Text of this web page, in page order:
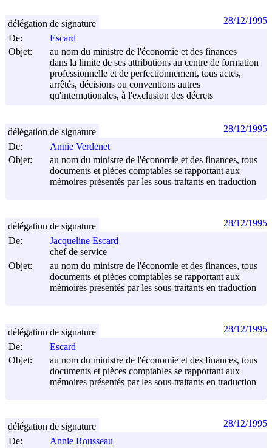
De:
Escard
Objet:
au nom du ministre de l'économie et des finances
dans la limite de ses attributions au centre de formation
professionnelle et de perfectionnement, tous actes,
arrêtés, décisions ou conventions autres
qu'internationales, à l'exclusion des décrets
délégation de signature 28/12/1995
De:
Annie Verdenet
Objet:
au nom du ministre de l'économie et des finances, tous
documents et pièces comptables se rapportant aux
mémoires présentés par les sous-traitants en traduction
délégation de signature 28/12/1995
De:
Jacqueline Escard
chef de service
Objet:
au nom du ministre de l'économie et des finances, tous
documents et pièces comptables se rapportant aux
mémoires présentés par les sous-traitants en traduction
délégation de signature 28/12/1995
De:
Escard
Objet:
au nom du ministre de l'économie et des finances, tous
documents et pièces comptables se rapportant aux
mémoires présentés par les sous-traitants en traduction
délégation de signature 28/12/1995
De:
Annie Rousseau
délégation de signature 28/12/1995